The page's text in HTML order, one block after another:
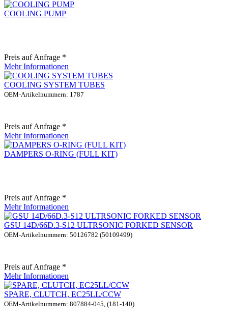
COOLING PUMP
Preis auf Anfrage *
Mehr Informationen
COOLING SYSTEM TUBES
OEM-Artikelnummern: 1787
Preis auf Anfrage *
Mehr Informationen
DAMPERS O-RING (FULL KIT)
Preis auf Anfrage *
Mehr Informationen
GSU 14D/66D.3-S12 ULTRSONIC FORKED SENSOR
OEM-Artikelnummern: 50126782 (50109499)
Preis auf Anfrage *
Mehr Informationen
SPARE, CLUTCH, EC25LL/CCW
OEM-Artikelnummern: 807884-045, (181-140)